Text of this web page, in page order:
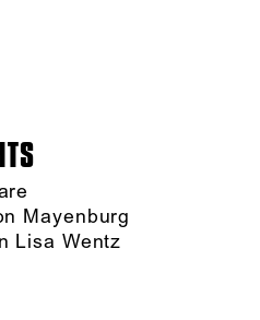
Mayenburg
Lisa Wentz